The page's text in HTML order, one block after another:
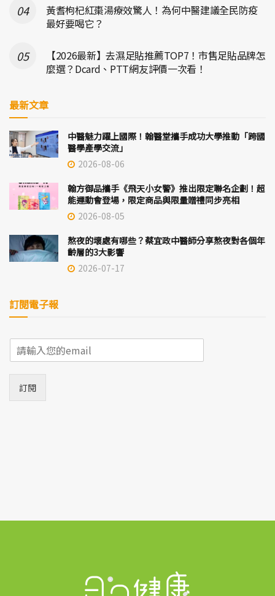
黃耆枸杞紅棗湯療效驚人！為何中醫建議全民防疫
最好要喝它？
【2026最新】去濕足貼推薦TOP7！市售足貼品牌怎
麼選？Dcard、PTT網友評價一次看！
最新文章
中醫魅力躍上國際！翰醫堂攜手成功大學推動「跨國
醫學產學交流」
2026-08-06
翰方御品攜手《飛天小女警》推出限定聯名企劃！超
能運動會登場，限定商品與限量贈禮同步亮相
2026-08-05
熬夜的壞處有哪些？蔡宜政中醫師分享熬夜對各個年
齡層的3大影響
2026-07-17
訂閱電子報
m
*
訂閱